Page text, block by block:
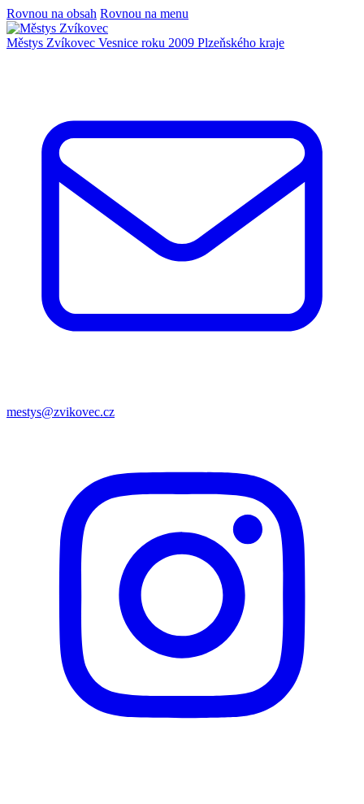
Rovnou na obsah Rovnou na menu
Městys Zvíkovec Vesnice roku 2009 Plzeňského kraje
mestys@zvikovec.cz